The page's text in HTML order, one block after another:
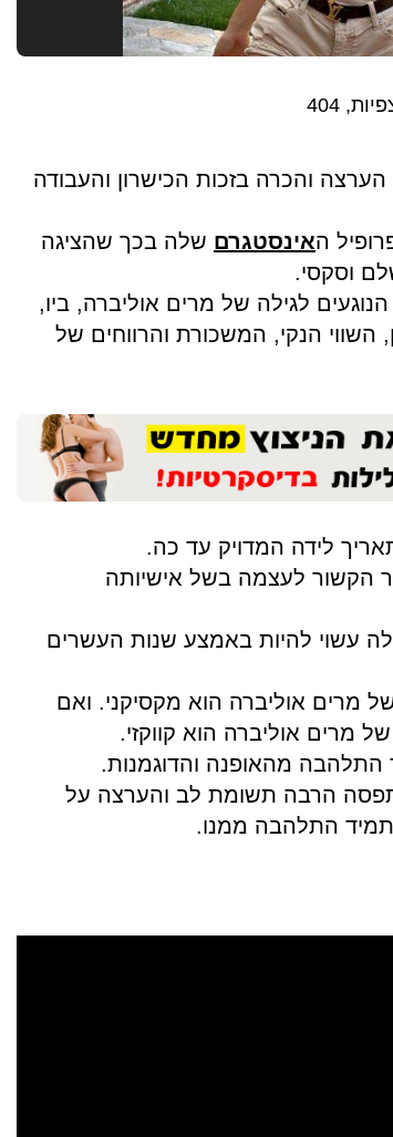
404
והכרה בזכות הכישרון והעבודה
האינסטגרם שלה בכך שהציגה
וסקסי.
לגילה של מרים אוליברה, ביו,
השווי הנקי, המשכורת והרווחים של
לידה המדויק עד כה.
הקשור לעצמה בשל אישיותה
עשוי להיות באמצע שנות העשרים
מרים אוליברה הוא מקסיקני. ואם
מרים אוליברה הוא קווקזי.
מהאופנה והדוגמנות.
הרבה תשומת לב והערצה על
התלהבה ממנו.